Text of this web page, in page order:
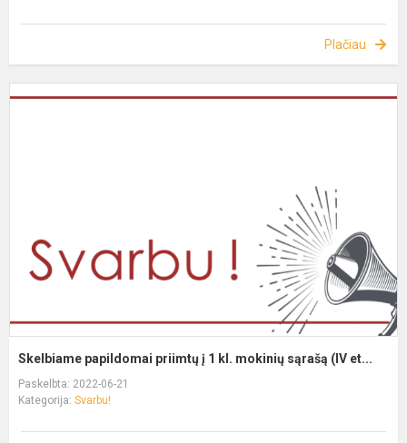
Plačiau
Skelbiame papildomai priimtų į 1 kl. mokinių sąrašą (IV et...
Paskelbta: 2022-06-21
Kategorija: Svarbu!